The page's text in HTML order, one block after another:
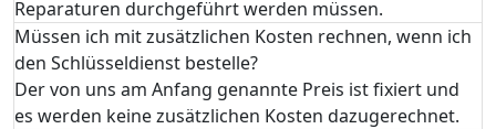
Reparaturen durchgeführt werden müssen.
Müssen ich mit zusätzlichen Kosten rechnen, wenn ich
den Schlüsseldienst bestelle?
Der von uns am Anfang genannte Preis ist fixiert und
es werden keine zusätzlichen Kosten dazugerechnet.